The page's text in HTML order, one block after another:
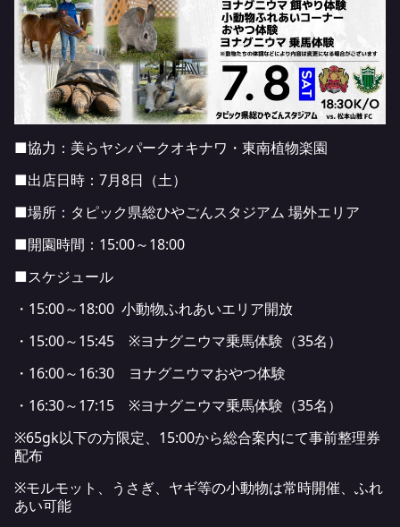
■協力： 美らヤシパークオキナワ・東南植物楽園
■出店日時：7月8日（土）
■場所：タピック県総ひやごんスタジアム 場外エリア
■開園時間：15:00～18:00
■スケジュール
・15:00～18:00 小動物ふれあいエリア開放
・15:00～15:45 ※ヨナグニウマ乗馬体験（35名）
・16:00～16:30 ヨナグニウマおやつ体験
・16:30～17:15 ※ヨナグニウマ乗馬体験（35名）
※65gk以下の方限定、15:00から総合案内にて事前整理券
配布
※モルモット、うさぎ、ヤギ等の小動物は常時開催、ふれ
あい可能